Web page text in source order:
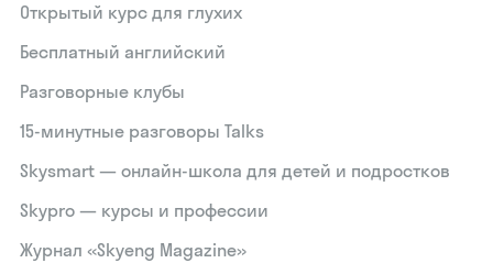
Открытый курс для глухих
Бесплатный английский
Разговорные клубы
15‑минутные разговоры Talks
Skysmart — онлайн-школа для детей и подростков
Skypro — курсы и профессии
Журнал «Skyeng Magazine»